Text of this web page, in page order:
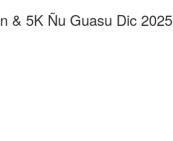
& 5K Ñu Guasu Dic 2025